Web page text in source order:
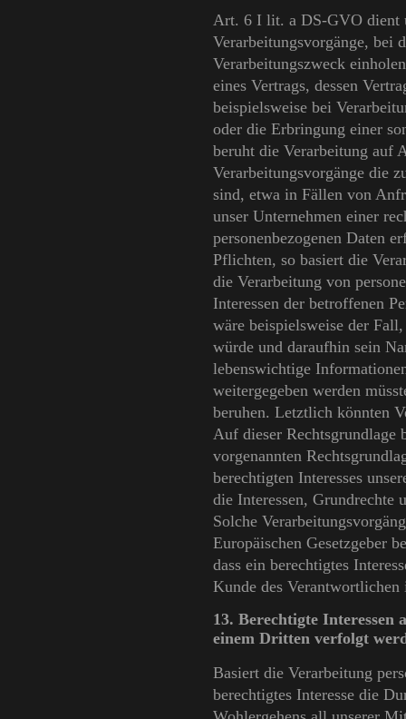
Art. 6 I lit. a DS-GVO dient
Verarbeitungsvorgänge, bei
Verarbeitungszweck
eines Vertrags, dessen
beispielsweise bei
oder die Erbringung einer
beruht die Verarbeitung
Verarbeitungsvorgänge die
sind, etwa in Fällen von
unser Unternehmen einer
personenbezogenen Daten
Pflichten, so basiert die
die Verarbeitung von
Interessen der betroffenen
wäre beispielsweise der
würde und daraufhin sein
lebenswichtige
weitergegeben werden
beruhen. Letztlich könnten
Auf dieser Rechtsgrundlage
vorgenannten
berechtigten Interesses
die Interessen, Grundrechte
Solche
Europäischen Gesetzgeber
dass ein berechtigtes
Kunde des
13. Berechtigte
einem Dritten verfolgt
Basiert die Verarbeitung
berechtigtes Interesse die